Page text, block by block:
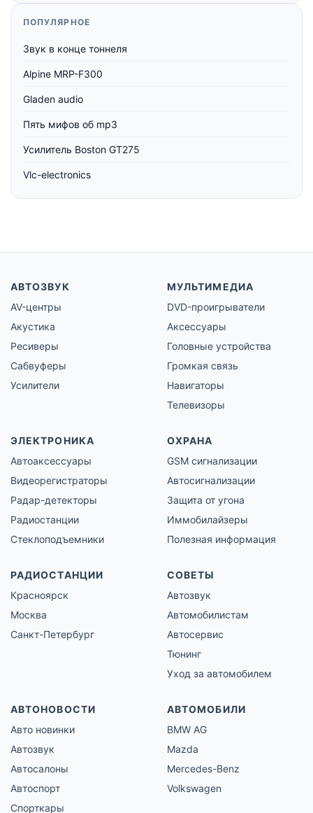
ПОПУЛЯРНОЕ
Звук в конце тоннеля
Alpine MRP-F300
Gladen audio
Пять мифов об mp3
Усилитель Boston GT275
Vlc-electronics
АВТОЗВУК
AV-центры
Акустика
Ресиверы
Сабвуферы
Усилители
МУЛЬТИМЕДИА
DVD-проигрыватели
Аксессуары
Головные устройства
Громкая связь
Навигаторы
Телевизоры
ЭЛЕКТРОНИКА
Автоаксессуары
Видеорегистраторы
Радар-детекторы
Радиостанции
Стеклоподъемники
ОХРАНА
GSM сигнализации
Автосигнализации
Защита от угона
Иммобилайзеры
Полезная информация
РАДИОСТАНЦИИ
Красноярск
Москва
Санкт-Петербург
СОВЕТЫ
Автозвук
Автомобилистам
Автосервис
Тюнинг
Уход за автомобилем
АВТОНОВОСТИ
Авто новинки
Автозвук
Автосалоны
Автоспорт
Спорткары
АВТОМОБИЛИ
BMW AG
Mazda
Mercedes-Benz
Volkswagen